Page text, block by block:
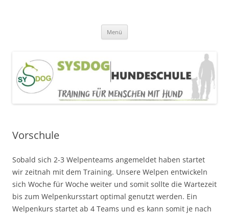
Menü
Vorschule
Sobald sich 2-3 Welpenteams angemeldet haben startet
wir zeitnah mit dem Training. Unsere Welpen entwickeln
sich Woche für Woche weiter und somit sollte die Wartezeit
bis zum Welpenkursstart optimal genutzt werden. Ein
Welpenkurs startet ab 4 Teams und es kann somit je nach